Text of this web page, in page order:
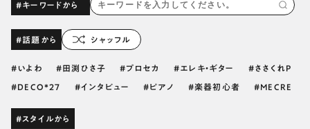
#キーワードから
#話題から シャッフル
いよわ 田渕ひさ子 プロセカ エレキ・ギター ささくれP
DECO*27 インタビュー ピアノ 楽器初心者 MECRE
#スタイルから